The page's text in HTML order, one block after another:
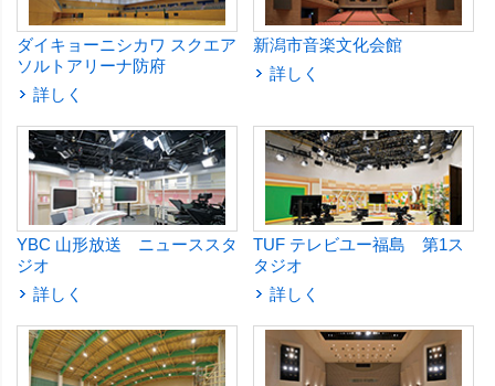
ダイキョーニシカワ スクエア
ソルトアリーナ防府
詳しく
新潟市音楽文化会館
詳しく
YBC 山形放送 ニューススタ
ジオ
詳しく
TUF テレビユー福島 第1ス
タジオ
詳しく